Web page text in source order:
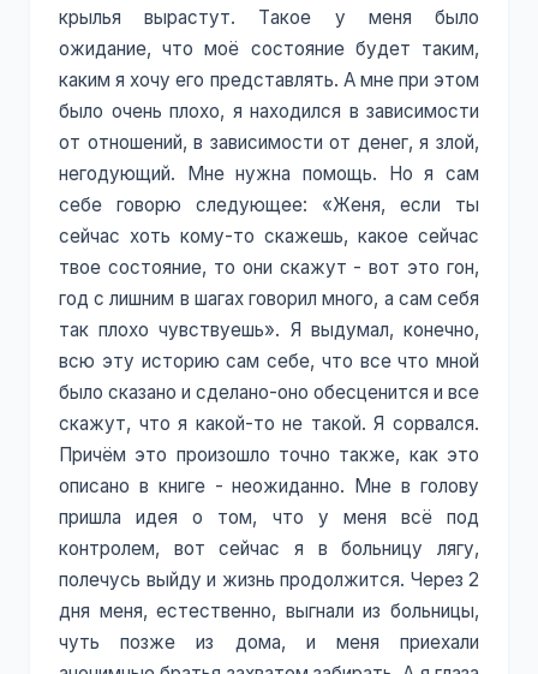
крылья вырастут. Такое у меня было
ожидание, что моё состояние будет таким,
каким я хочу его представлять. А мне при этом
было очень плохо, я находился в зависимости
от отношений, в зависимости от денег, я злой,
негодующий. Мне нужна помощь. Но я сам
себе говорю следующее: «Женя, если ты
сейчас хоть кому-то скажешь, какое сейчас
твое состояние, то они скажут - вот это гон,
год с лишним в шагах говорил много, а сам себя
так плохо чувствуешь». Я выдумал, конечно,
всю эту историю сам себе, что все что мной
было сказано и сделано-оно обесценится и все
скажут, что я какой-то не такой. Я сорвался.
Причём это произошло точно также, как это
описано в книге - неожиданно. Мне в голову
пришла идея о том, что у меня всё под
контролем, вот сейчас я в больницу лягу,
полечусь выйду и жизнь продолжится. Через 2
дня меня, естественно, выгнали из больницы,
чуть позже из дома, и меня приехали